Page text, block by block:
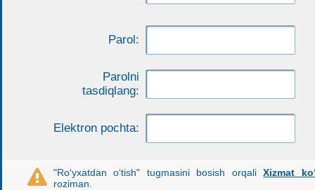
Parol:
Parolni
tasdiqlang:
Elektron pochta:
 "Ro‘yxatdan o‘tish" tugmasini bosish orqaliXizmat
roziman.